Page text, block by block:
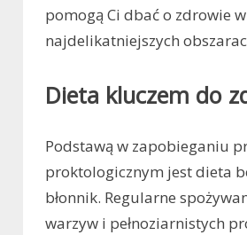
pomogą Ci dbać o zdrowie w
najdelikatniejszych
Dieta kluczem do
Podstawą w zapobieganiu
proktologicznym jest dieta
błonnik. Regularne
warzyw i pełnoziarnistych